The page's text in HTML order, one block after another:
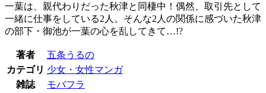
一葉は、親代わりだった秋津と同棲中！偶然、取引先として
一緒に仕事をしている2人。そんな2人の関係に感づいた秋津
の部下・御池が一葉の心を乱してきて…!?
著者
五条うるの
カテゴリ 少女・女性マンガ
雑誌
モバフラ